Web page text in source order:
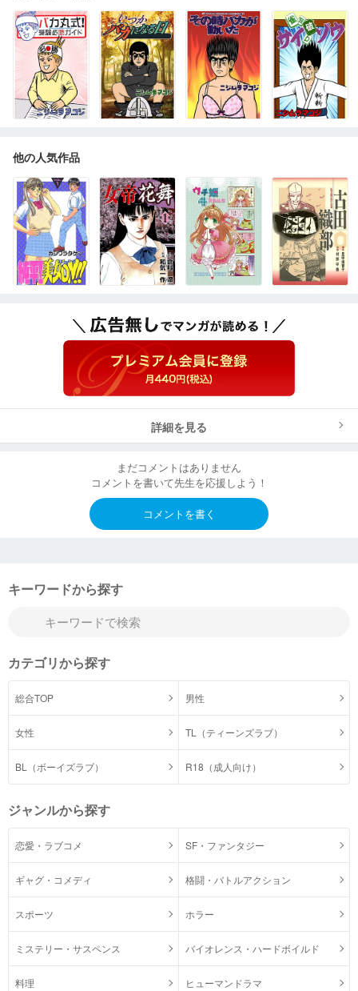
他の人気作品
詳細を見る
まだコメントはありません
コメントを書いて先生を応援しよう！
コメントを書く
キーワードから探す
カテゴリから探す
総合TOP 男性
女性 TL（ティーンズラブ）
BL（ボーイズラブ） R18（成人向け）
ジャンルから探す
恋愛・ラブコメ SF・ファンタジー
ギャグ・コメディ 格闘・バトルアクション
スポーツ ホラー
ミステリー・サスペンス バイオレンス・ハードボイルド
料理 ヒューマンドラマ